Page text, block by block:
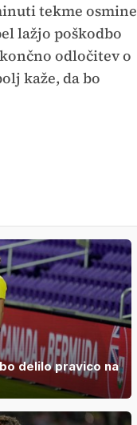
tekme osmine
lažjo poškodbo
odločitev o
kaže, da bo
delilo pravico na